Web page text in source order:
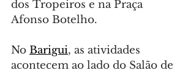
dos Tropeiros e na Praça
Afonso Botelho.
No Barigui, as atividades
acontecem ao lado do Salão de